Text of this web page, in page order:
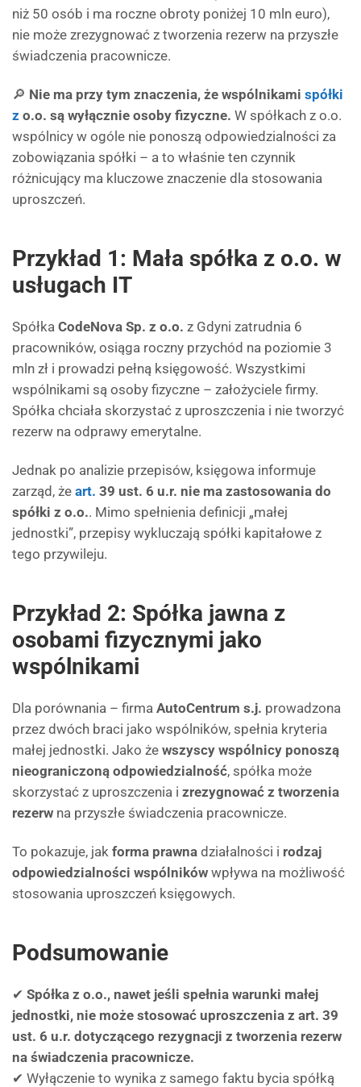
niż 50 osób i ma roczne obroty poniżej 10 mln euro),
nie może zrezygnować z tworzenia rezerw na przyszłe
świadczenia pracownicze.
🔎 Nie ma przy tym znaczenia, że wspólnikami spółki
z o.o. są wyłącznie osoby fizyczne. W spółkach z o.o.
wspólnicy w ogóle nie ponoszą odpowiedzialności za
zobowiązania spółki – a to właśnie ten czynnik
różnicujący ma kluczowe znaczenie dla stosowania
uproszczeń.
Przykład 1: Mała spółka z o.o. w
usługach IT
Spółka CodeNova Sp. z o.o. z Gdyni zatrudnia 6
pracowników, osiąga roczny przychód na poziomie 3
mln zł i prowadzi pełną księgowość. Wszystkimi
wspólnikami są osoby fizyczne – założyciele firmy.
Spółka chciała skorzystać z uproszczenia i nie tworzyć
rezerw na odprawy emerytalne.
Jednak po analizie przepisów, księgowa informuje
zarząd, że art. 39 ust. 6 u.r. nie ma zastosowania do
spółki z o.o.. Mimo spełnienia definicji „małej
jednostki”, przepisy wykluczają spółki kapitałowe z
tego przywileju.
Przykład 2: Spółka jawna z
osobami fizycznymi jako
wspólnikami
Dla porównania – firma AutoCentrum s.j. prowadzona
przez dwóch braci jako wspólników, spełnia kryteria
małej jednostki. Jako że wszyscy wspólnicy ponoszą
nieograniczoną odpowiedzialność, spółka może
skorzystać z uproszczenia i zrezygnować z tworzenia
rezerw na przyszłe świadczenia pracownicze.
To pokazuje, jak forma prawna działalności i rodzaj
odpowiedzialności wspólników wpływa na możliwość
stosowania uproszczeń księgowych.
Podsumowanie
✔ Spółka z o.o., nawet jeśli spełnia warunki małej
jednostki, nie może stosować uproszczenia z art. 39
ust. 6 u.r. dotyczącego rezygnacji z tworzenia rezerw
na świadczenia pracownicze.
✔ Wyłączenie to wynika z samego faktu bycia spółką